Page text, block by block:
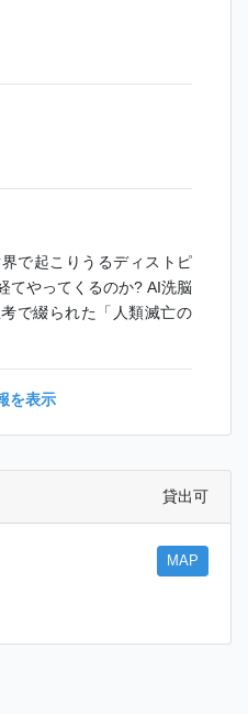
で起こりうるディストピ
てやってくるのか? AI洗脳
で綴られた「人類滅亡の
を表示
貸出可
MAP